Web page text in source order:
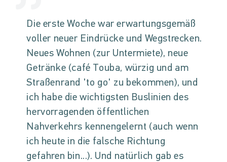
Die erste Woche war erwartungsgemäß
voller neuer Eindrücke und Wegstrecken.
Neues Wohnen (zur Untermiete), neue
Getränke (café Touba, würzig und am
Straßenrand 'to go' zu bekommen), und
ich habe die wichtigsten Buslinien des
hervorragenden öffentlichen
Nahverkehrs kennengelernt (auch wenn
ich heute in die falsche Richtung
gefahren bin...). Und natürlich gab es